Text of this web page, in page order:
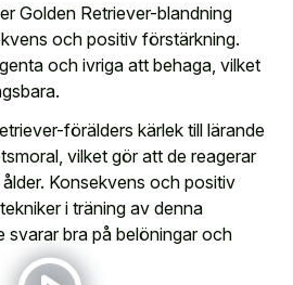
Golden Retriever-blandning
och positiv förstärkning.
och ivriga att behaga, vilket
förälders kärlek till lärande
vilket gör att de reagerar
Konsekvens och positiv
i träning av denna
svarar bra på belöningar och